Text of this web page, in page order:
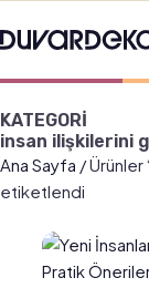
KATEGORİ
insan ilişkilerini
Ana Sayfa / Ürünler
etiketlendi